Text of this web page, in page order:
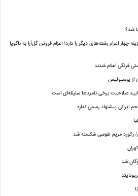
شد؟
اعزام رشته‌های دیگر را دارد/ اعزام فروتن گل‌آرا به ناگویا
فرنگی اعلام شدند
از پرسپولیس
صلاحیت برخی نامزدها سلیقه‌ای است
ایرانی پیشنهاد رسمی ندارد
رکورد مریم طوسی شکسته شد
شد